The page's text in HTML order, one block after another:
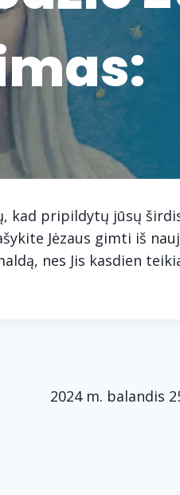
kad pripildytų jūsų
Jėzaus gimti iš
nes Jis kasdien
2024 m. balandis